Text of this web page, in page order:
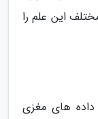
این علم را
داده های مغزی